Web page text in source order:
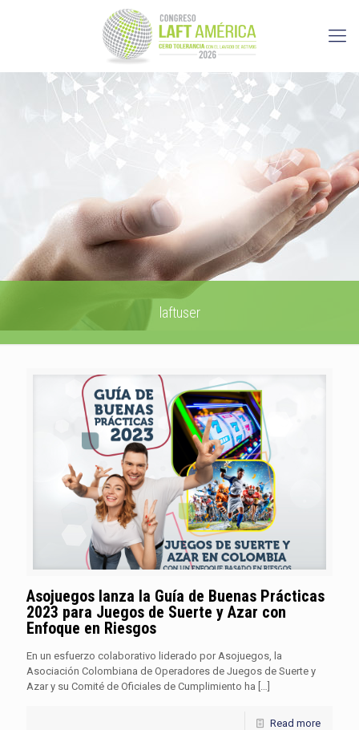
laftuser
Asojuegos lanza la Guía de Buenas Prácticas
2023 para Juegos de Suerte y Azar con
Enfoque en Riesgos
En un esfuerzo colaborativo liderado por Asojuegos, la
Asociación Colombiana de Operadores de Juegos de Suerte y
Azar y su Comité de Oficiales de Cumplimiento ha […]
Read more